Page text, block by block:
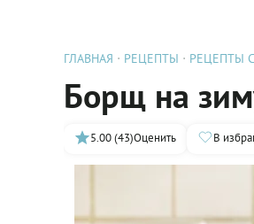
ГЛАВНАЯ РЕЦЕПТЫ РЕЦЕПТЫ
Борщ на
5.00 (43)Оценить В